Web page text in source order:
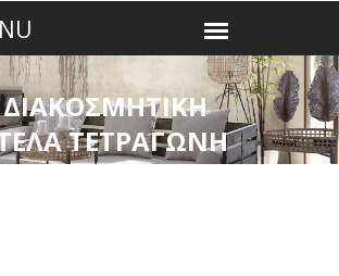
ΔΙΑΚΟΣΜΗΤΙΚΗ
ΤΕΤΡΑΓΩΝΗ
22Χ22Χ2ΕΚ